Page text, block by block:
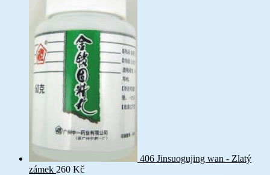
406 Jinsuogujing wan - Zlatý
zámek 260 Kč